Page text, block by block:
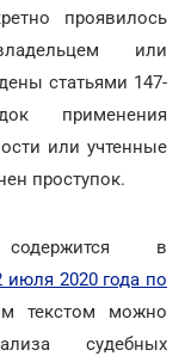
проявилось
или
статьями 147-
применения
или учтенные
проступок.
содержится в
июля 2020 года по
текстом можно
судебных